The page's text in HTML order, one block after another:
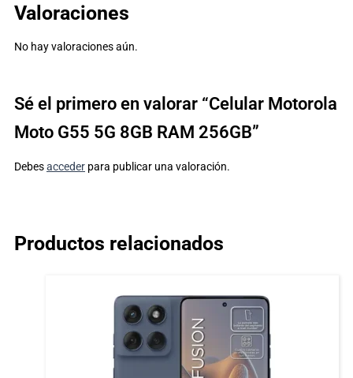
Valoraciones
No hay valoraciones aún.
Sé el primero en valorar “Celular Motorola
Moto G55 5G 8GB RAM 256GB”
Debesacceder para publicar una valoración.
Productos relacionados